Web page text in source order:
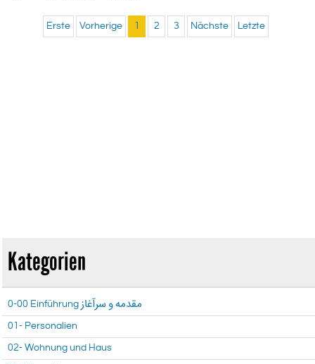
Erste Vorherige 2 3 Nächste Letzte
Kategorien
0-00 Einführung مقدمه و سرآغاز
01- Personalien
02- Wohnung und Haus